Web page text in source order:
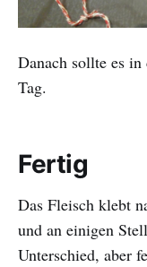
Danach sollte es
Tag.
Fertig
Das Fleisch klebt
und an einigen
Unterschied, aber